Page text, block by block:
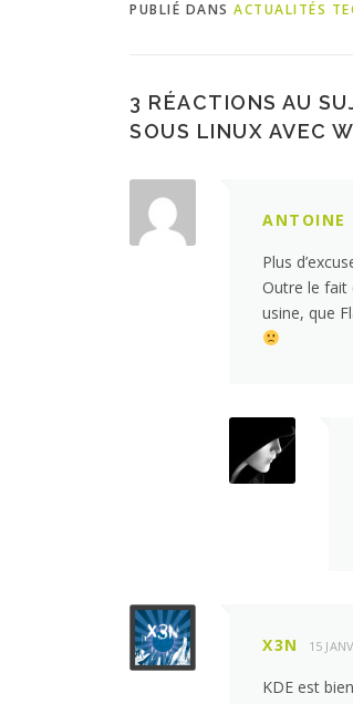
PUBLIÉ DANS ACTUALITÉS
3 RÉACTIONS AU
SOUS LINUX AVEC
ANTOINE
Plus
Outre le fait
usine, que
X3N 15
KDE est